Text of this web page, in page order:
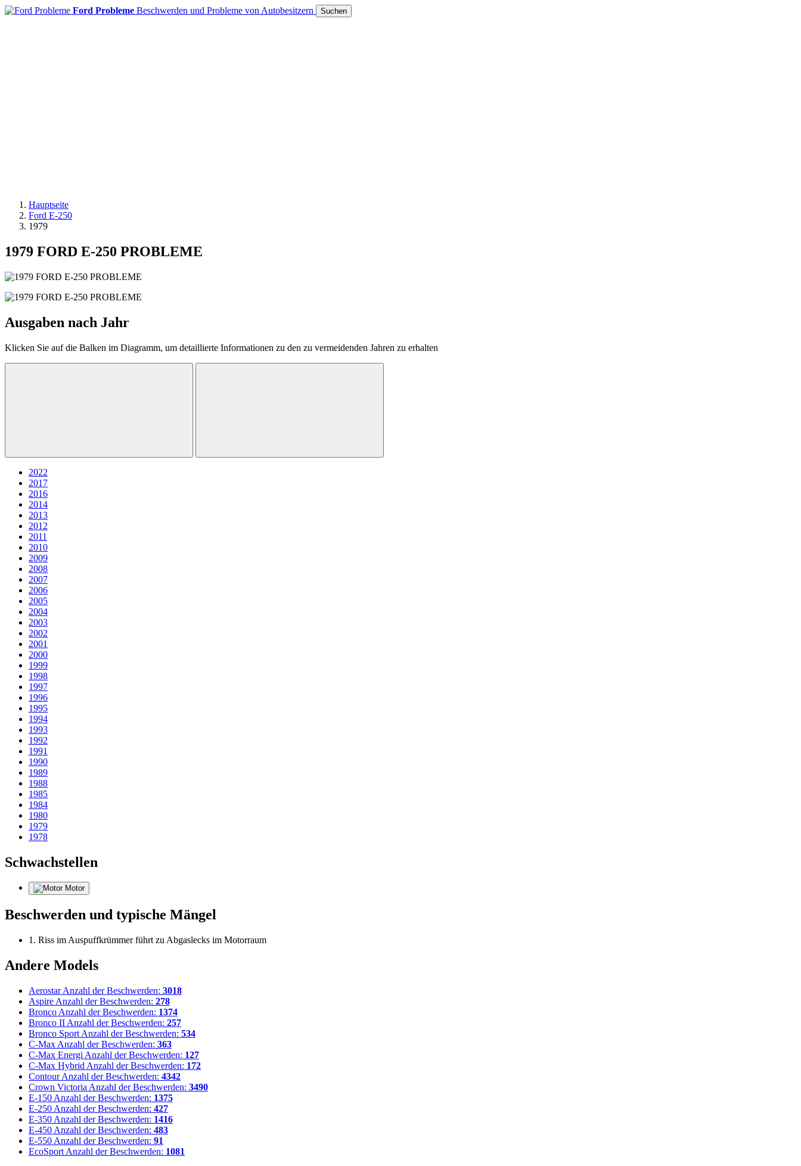
Ford Probleme Beschwerden und Probleme von Autobesitzern Suchen
Hauptseite
Ford E-250
1979
1979 FORD E-250 PROBLEME
Ausgaben nach Jahr
Klicken Sie auf die Balken im Diagramm, um detaillierte Informationen zu den zu vermeidenden Jahren zu erhalten
2022
2017
2016
2014
2013
2012
2011
2010
2009
2008
2007
2006
2005
2004
2003
2002
2001
2000
1999
1998
1997
1996
1995
1994
1993
1992
1991
1990
1989
1988
1985
1984
1980
1979
1978
Schwachstellen
Motor
Beschwerden und typische Mängel
1. Riss im Auspuffkrümmer führt zu Abgaslecks im Motorraum
Andere Models
Aerostar Anzahl der Beschwerden: 3018
Aspire Anzahl der Beschwerden: 278
Bronco Anzahl der Beschwerden: 1374
Bronco II Anzahl der Beschwerden: 257
Bronco Sport Anzahl der Beschwerden: 534
C-Max Anzahl der Beschwerden: 363
C-Max Energi Anzahl der Beschwerden: 127
C-Max Hybrid Anzahl der Beschwerden: 172
Contour Anzahl der Beschwerden: 4342
Crown Victoria Anzahl der Beschwerden: 3490
E-150 Anzahl der Beschwerden: 1375
E-250 Anzahl der Beschwerden: 427
E-350 Anzahl der Beschwerden: 1416
E-450 Anzahl der Beschwerden: 483
E-550 Anzahl der Beschwerden: 91
EcoSport Anzahl der Beschwerden: 1081